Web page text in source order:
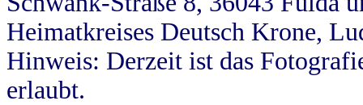
Heimatkreises Deutsch Krone,
Hinweis: Derzeit ist das
erlaubt.